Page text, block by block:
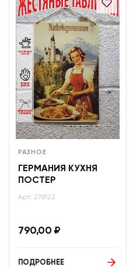
РАЗНОЕ
ГЕРМАНИЯ КУХНЯ
ПОСТЕР
Арт: 278122
790,00 ₽
ПОДРОБНЕЕ